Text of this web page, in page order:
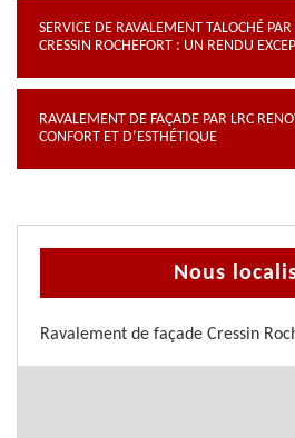
SERVICE DE RAVALEMENT TALOCHÉ
CRESSIN ROCHEFORT : UN RENDU
RAVALEMENT DE FAÇADE PAR LRC
CONFORT ET D’ESTHÉTIQUE
Nous
Ravalement de façade Cressin